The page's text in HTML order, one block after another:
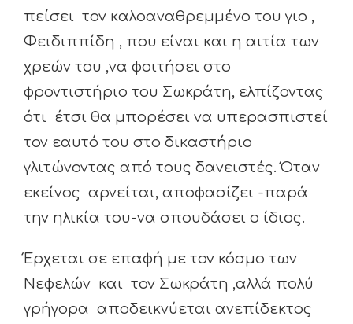
πείσει τον καλοαναθρεμμένο του γιο ,
Φειδιππίδη , που είναι και η αιτία των
χρεών του ,να φοιτήσει στο
φροντιστήριο του Σωκράτη, ελπίζοντας
ότι έτσι θα μπορέσει να υπερασπιστεί
τον εαυτό του στο δικαστήριο
γλιτώνοντας από τους δανειστές. Όταν
εκείνος αρνείται, αποφασίζει -παρά
την ηλικία του-να σπουδάσει ο ίδιος.
Έρχεται σε επαφή με τον κόσμο των
Νεφελών και τον Σωκράτη ,αλλά πολύ
γρήγορα αποδεικνύεται ανεπίδεκτος